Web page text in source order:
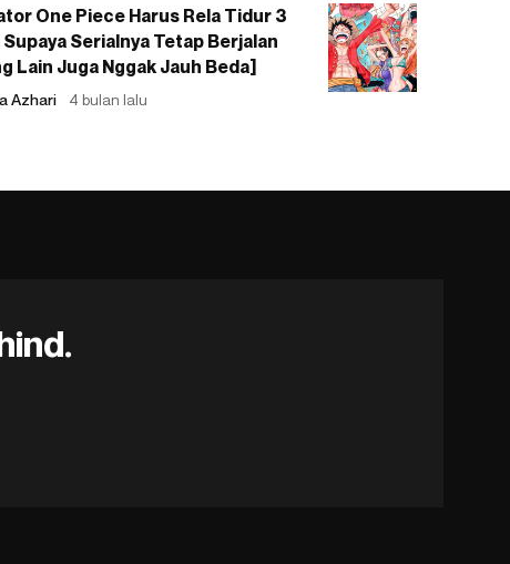
One Piece Harus Rela Tidur 3
Supaya Serialnya Tetap Berjalan
Lain Juga Nggak Jauh Beda]
Azhari 4 bulan lalu